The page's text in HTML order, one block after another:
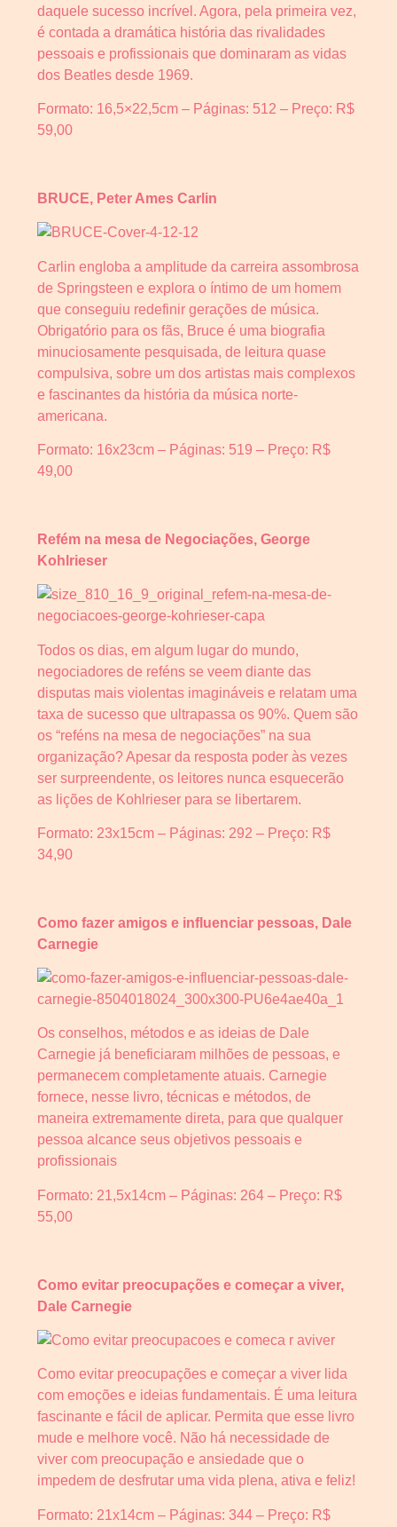
daquele sucesso incrível. Agora, pela primeira vez,
é contada a dramática história das rivalidades
pessoais e profissionais que dominaram as vidas
dos Beatles desde 1969.
Formato: 16,5×22,5cm – Páginas: 512 – Preço: R$
59,00
BRUCE, Peter Ames Carlin
Carlin engloba a amplitude da carreira assombrosa
de Springsteen e explora o íntimo de um homem
que conseguiu redefinir gerações de música.
Obrigatório para os fãs, Bruce é uma biografia
minuciosamente pesquisada, de leitura quase
compulsiva, sobre um dos artistas mais complexos
e fascinantes da história da música norte-
americana.
Formato: 16x23cm – Páginas: 519 – Preço: R$
49,00
Refém na mesa de Negociações, George
Kohlrieser
Todos os dias, em algum lugar do mundo,
negociadores de reféns se veem diante das
disputas mais violentas imagináveis e relatam uma
taxa de sucesso que ultrapassa os 90%. Quem são
os “reféns na mesa de negociações” na sua
organização? Apesar da resposta poder às vezes
ser surpreendente, os leitores nunca esquecerão
as lições de Kohlrieser para se libertarem.
Formato: 23x15cm – Páginas: 292 – Preço: R$
34,90
Como fazer amigos e influenciar pessoas, Dale
Carnegie
Os conselhos, métodos e as ideias de Dale
Carnegie já beneficiaram milhões de pessoas, e
permanecem completamente atuais. Carnegie
fornece, nesse livro, técnicas e métodos, de
maneira extremamente direta, para que qualquer
pessoa alcance seus objetivos pessoais e
profissionais
Formato: 21,5x14cm – Páginas: 264 – Preço: R$
55,00
Como evitar preocupações e começar a viver,
Dale Carnegie
Como evitar preocupações e começar a viver lida
com emoções e ideias fundamentais. É uma leitura
fascinante e fácil de aplicar. Permita que esse livro
mude e melhore você. Não há necessidade de
viver com preocupação e ansiedade que o
impedem de desfrutar uma vida plena, ativa e feliz!
Formato: 21x14cm – Páginas: 344 – Preço: R$